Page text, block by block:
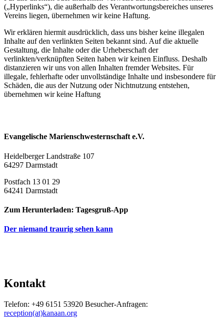
(„Hyperlinks“), die außer­halb des Verantwortungsbereiches unseres
Vereins liegen, übernehmen wir keine Haftung.
Wir erklären hiermit ausdrücklich, dass uns bisher keine illegalen
Inhalte auf den verlinkten Seiten bekannt sind. Auf die aktuelle
Gestaltung, die Inhalte oder die Urheberschaft der
verlinkten/verknüpften Seiten haben wir keinen Einfluss. Deshalb
distanzieren wir uns von allen Inhalten fremder Websites. Für
illegale, fehlerhafte oder unvollständige Inhalte und insbesondere für
Schäden, die aus der Nutzung oder Nichtnutzung entstehen,
übernehmen wir keine Haftung
Evangelische Marienschwesternschaft e.V.
Heidelberger Landstraße 107
64297 Darmstadt
Postfach 13 01 29
64241 Darmstadt
Zum Herunterladen: Tagesgruß-App
Der niemand traurig sehen kann
Kontakt
Telefon: +49 6151 53920 Besucher-Anfragen:
reception(at)kanaan.org